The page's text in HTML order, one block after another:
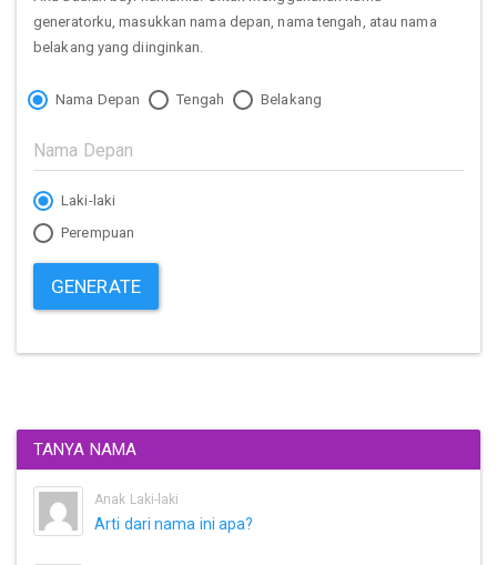
generatorku, masukkan nama depan, nama tengah, atau nama
belakang yang diinginkan.
Nama Depan Tengah Belakang
Laki-laki
Perempuan
GENERATE
TANYA NAMA
Anak Laki-laki
Arti dari nama ini apa?